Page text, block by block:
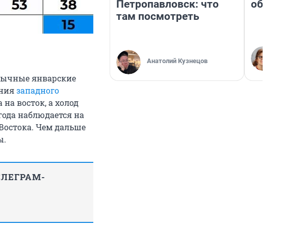
январские
западного
восток, а холод
наблюдается на
Чем дальше
Петропавловск: что
там посмотреть
Анатолий Кузнецов